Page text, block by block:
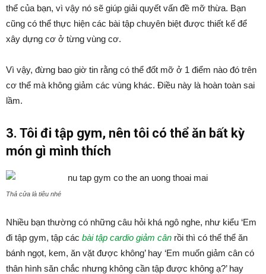
thể của bạn, vì vậy nó sẽ giúp giải quyết vấn đề mỡ thừa. Bạn
cũng có thể thực hiện các bài tập chuyên biệt được thiết kế để
xây dựng cơ ở từng vùng cơ.
Vì vậy, đừng bao giờ tin rằng có thể đốt mỡ ở 1 điểm nào đó trên
cơ thể mà không giảm các vùng khác. Điều này là hoàn toàn sai
lầm.
3. Tôi đi tập gym, nên tôi có thể ăn bất kỳ
món gì mình thích
Thả cửa là tiêu nhé
Nhiều bạn thường có những câu hỏi khá ngô nghe, như kiểu ‘Em
đi tập gym, tập các bài tập cardio giảm cân rồi thì có thể thể ăn
bánh ngọt, kem, ăn vặt được không’ hay ‘Em muốn giảm cân có
thân hình săn chắc nhưng không cần tập được không ạ?’ hay